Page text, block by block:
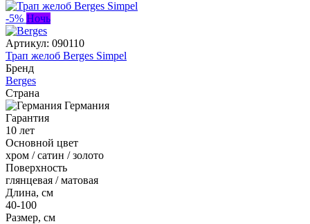
-5% Ночь
Артикул: 090110
Трап желоб Berges Simpel
Бренд
Berges
Страна
Германия
Гарантия
10 лет
Основной цвет
хром / сатин / золото
Поверхность
глянцевая / матовая
Длина, см
40-100
Размер, см